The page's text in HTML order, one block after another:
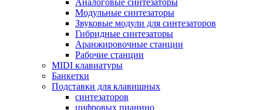
Аналоговые синтезаторы
Модульные синтезаторы
Звуковые модули для синтезаторов
Гибридные синтезаторы
Аранжировочные станции
Рабочие станции
MIDI клавиатуры
Банкетки
Подставки для клавишных
синтезаторов
цифровых пианино